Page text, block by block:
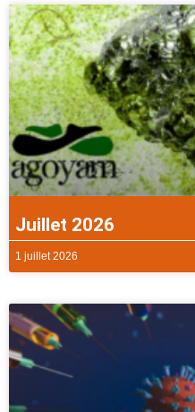
Juillet 2026
1 juillet 2026